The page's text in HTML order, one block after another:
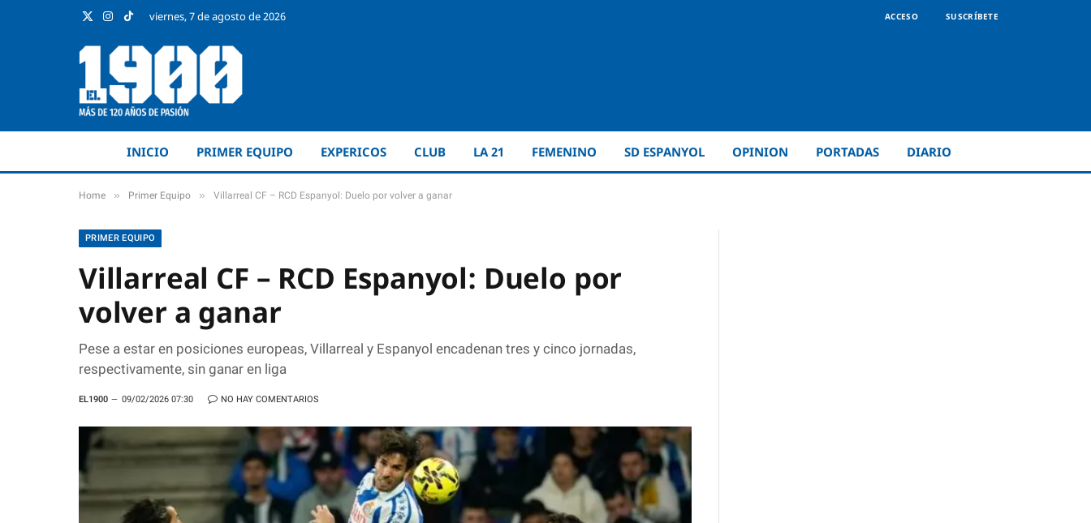
X
Instagram
TikTokviernes, 7 de agosto de 2026 ACCESO SUSCRÍBETE
INICIO PRIMER EQUIPO EXPERICOS CLUB LA 21 FEMENINO SD ESPANYOL OPINION PORTADAS DIARIO
Home » Primer Equipo » Villarreal CF – RCD Espanyol: Duelo por volver a ganar
PRIMER EQUIPO
Villarreal CF – RCD Espanyol: Duelo por
volver a ganar
Pese a estar en posiciones europeas, Villarreal y Espanyol encadenan tres y cinco jornadas,
respectivamente, sin ganar en liga
EL1900 09/02/2026 07:30 NO HAY COMENTARIOS